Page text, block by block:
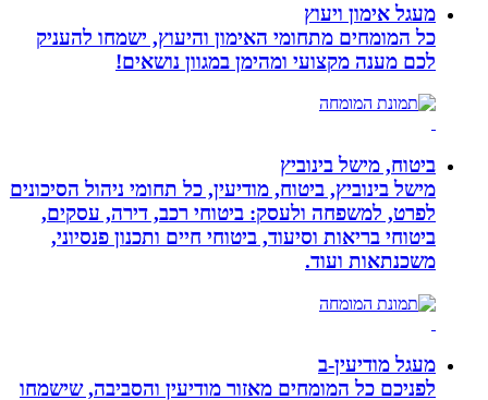
מעגל אימון ויעוץ
כל המומחים מתחומי האימון והיעוץ, ישמחו להעניק
לכם מענה מקצועי ומהימן במגוון נושאים!
ביטוח, מישל בינוביץ
מישל בינוביץ, ביטוח, מודיעין, כל תחומי ניהול הסיכונים
לפרט, למשפחה ולעסק: ביטוחי רכב, דירה, עסקים,
ביטוחי בריאות וסיעוד, ביטוחי חיים ותכנון פנסיוני,
משכנתאות ועוד.
מעגל מודיעין-ב
לפניכם כל המומחים מאזור מודיעין והסביבה, שישמחו